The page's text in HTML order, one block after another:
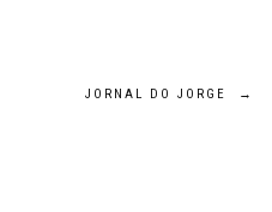
JORNAL DO JORGE →